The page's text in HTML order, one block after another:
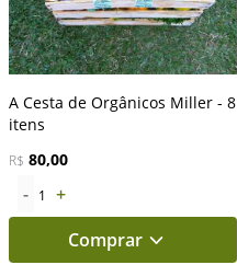
A Cesta de Orgânicos Miller - 8
itens
R$ 80,00
- 1
+
Comprar